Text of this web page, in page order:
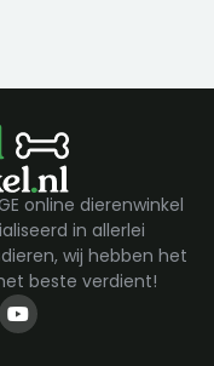
online dierenwinkel
in allerlei
wij hebben het
beste verdient!
Y
o
u